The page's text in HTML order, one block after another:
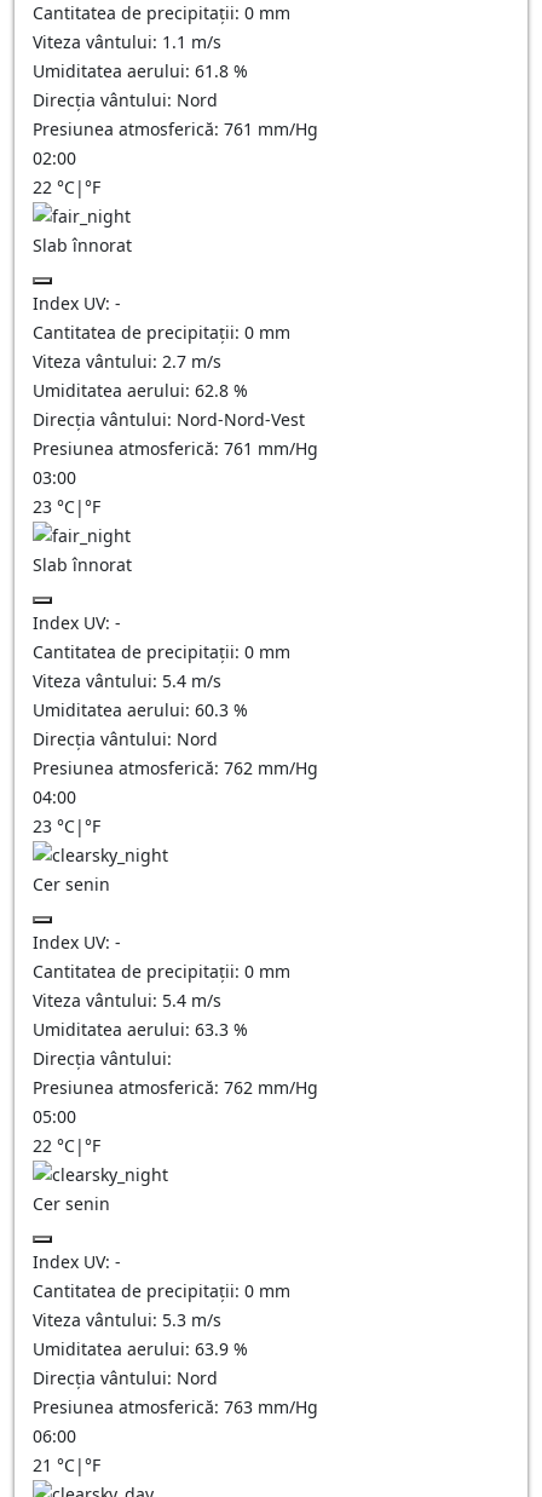
Cantitatea de precipitații: 0 mm
Viteza vântului: 1.1 m/s
Umiditatea aerului: 61.8 %
Direcția vântului: Nord
Presiunea atmosferică: 761 mm/Hg
02:00
22 °C|°F
Slab înnorat
Index UV: -
Cantitatea de precipitații: 0 mm
Viteza vântului: 2.7 m/s
Umiditatea aerului: 62.8 %
Direcția vântului: Nord-Nord-Vest
Presiunea atmosferică: 761 mm/Hg
03:00
23 °C|°F
Slab înnorat
Index UV: -
Cantitatea de precipitații: 0 mm
Viteza vântului: 5.4 m/s
Umiditatea aerului: 60.3 %
Direcția vântului: Nord
Presiunea atmosferică: 762 mm/Hg
04:00
23 °C|°F
Cer senin
Index UV: -
Cantitatea de precipitații: 0 mm
Viteza vântului: 5.4 m/s
Umiditatea aerului: 63.3 %
Direcția vântului:
Presiunea atmosferică: 762 mm/Hg
05:00
22 °C|°F
Cer senin
Index UV: -
Cantitatea de precipitații: 0 mm
Viteza vântului: 5.3 m/s
Umiditatea aerului: 63.9 %
Direcția vântului: Nord
Presiunea atmosferică: 763 mm/Hg
06:00
21 °C|°F